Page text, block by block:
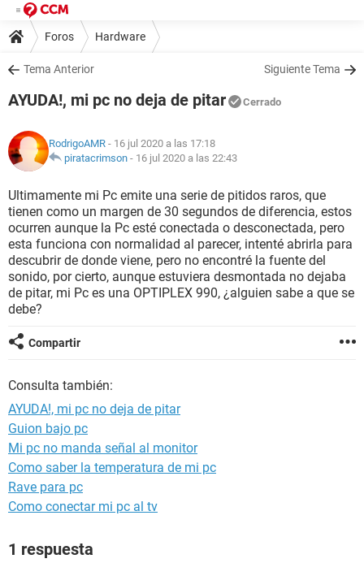
Foros Hardware
Tema Anterior Siguiente Tema
AYUDA!, mi pc no deja de pitar Cerrado
RodrigoAMR - 16 jul 2020 a las 17:18
piratacrimson - 16 jul 2020 a las 22:43
Ultimamente mi Pc emite una serie de pitidos raros, que
tienen como un margen de 30 segundos de diferencia, estos
ocurren aunque la Pc esté conectada o desconectada, pero
esta funciona con normalidad al parecer, intenté abrirla para
descubrir de donde viene, pero no encontré la fuente del
sonido, por cierto, aunque estuviera desmontada no dejaba
de pitar, mi Pc es una OPTIPLEX 990, ¿alguien sabe a que se
debe?
Compartir
Consulta también:
AYUDA!, mi pc no deja de pitar
Guion bajo pc
Mi pc no manda señal al monitor
Como saber la temperatura de mi pc
Rave para pc
Como conectar mi pc al tv
1 respuesta